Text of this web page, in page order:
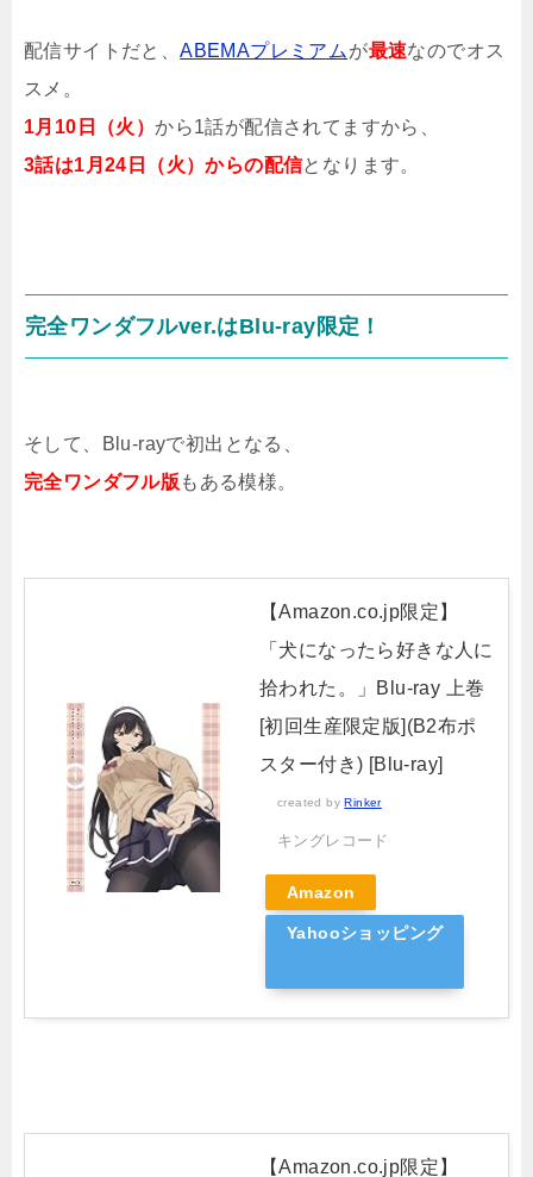
配信サイトだと、ABEMAプレミアム が最速なのでオス
スメ。
1月10日（火）から1話が配信されてますから、
3話は1月24日（火）からの配信となります。
完全ワンダフルver.はBlu-ray限定！
そして、Blu-rayで初出となる、
完全ワンダフル版 もある模様。
【Amazon.co.jp限定】
「犬になったら好きな人に
拾われた。」Blu-ray 上巻
[初回生産限定版](B2布ポ
スター付き) [Blu-ray]
created byRinker
キングレコード
Amazon
Yahooショッピング
【Amazon.co.jp限定】